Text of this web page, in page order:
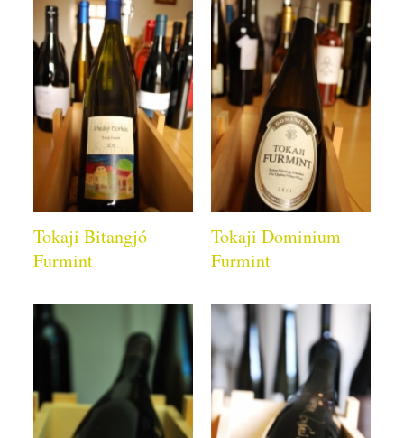
Tokaji Bitangjó
Furmint
Tokaji Dominium
Furmint